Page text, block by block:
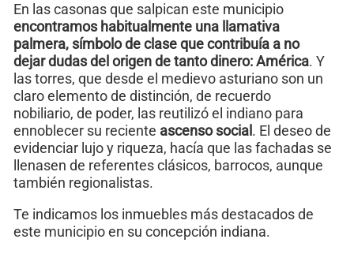
En las casonas que salpican este municipio
encontramos habitualmente una llamativa
palmera, símbolo de clase que contribuía a no
dejar dudas del origen de tanto dinero: América. Y
las torres, que desde el medievo asturiano son un
claro elemento de distinción, de recuerdo
nobiliario, de poder, las reutilizó el indiano para
ennoblecer su reciente ascenso social . El deseo de
evidenciar lujo y riqueza, hacía que las fachadas se
llenasen de referentes clásicos, barrocos, aunque
también regionalistas.
Te indicamos los inmuebles más destacados de
este municipio en su concepción indiana.